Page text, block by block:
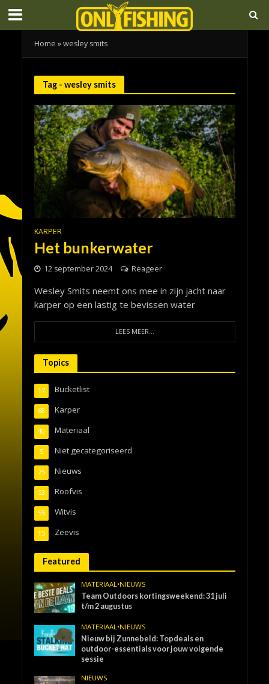
Home »wesley smits
Tag - wesley smits
KARPER
Het bunkerwater
12 september 2024 Reageer
Wesley Smits neemt ons mee in zijn jacht naar
karper op een lastig te bevissen water
LEES MEER...
Topics
Bucketlist
17
Karper
68
Materiaal
40
Niet gecategoriseerd
5
Nieuws
75
Roofvis
53
Witvis
55
Zeevis
15
Featured
MATERIAAL •NIEUWS
Team Outdoors kortingsweekend: 31 juli
t/m 2 augustus
MATERIAAL •NIEUWS
Nieuw bij Zunnebeld: Topdeals en
outdoor-essentials voor jouw volgende
sessie
NIEUWS